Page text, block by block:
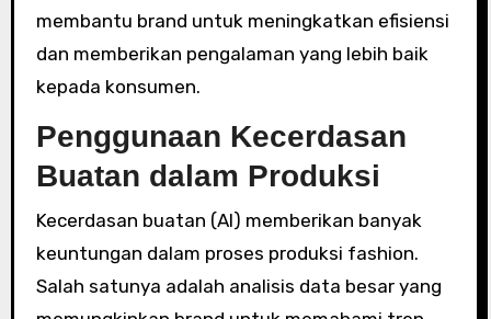
membantu brand untuk meningkatkan efisiensi
dan memberikan pengalaman yang lebih baik
kepada konsumen.
Penggunaan Kecerdasan
Buatan dalam Produksi
Kecerdasan buatan (AI) memberikan banyak
keuntungan dalam proses produksi fashion.
Salah satunya adalah analisis data besar yang